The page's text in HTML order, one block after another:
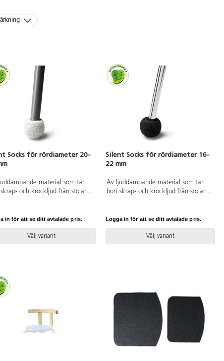
Socks för rördiameter 20-
material som tar
och krockljud från stolar.
med en syntetisk
Tvättas i 30-40 °C,
torktumling. Säljes
in för att se ditt avtalade pris.
Välj variant
Silent Socks för rördiameter 16-
22 mm
Av ljuddämpande material som tar
bort skrap- och krockljud från stolar.
ull kombinerad med en syntetisk
gummiboll. Tvättas i 30-40 °C,
ullprogram torktumling. Säljes
styckvis.
Logga in för att se ditt avtalade pris.
Välj variant